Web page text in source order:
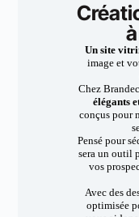
Un site
image et
Chez
élégants
conçus pour
Pensé pour
sera un outil
vos
Avec des
optimisée